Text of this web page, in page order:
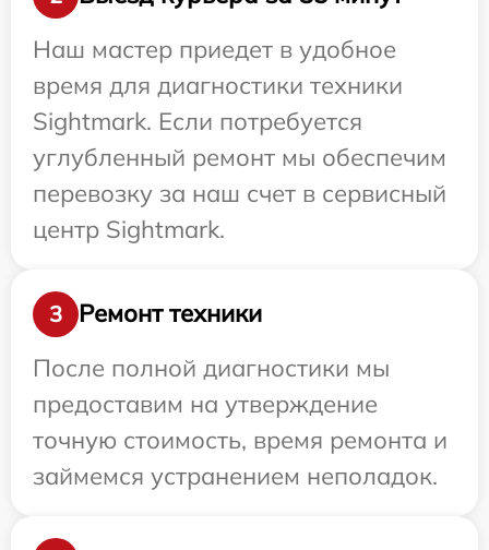
Наш мастер приедет в удобное
время для диагностики техники
Sightmark. Если потребуется
углубленный ремонт мы обеспечим
перевозку за наш счет в сервисный
центр Sightmark.
3
Ремонт техники
После полной диагностики мы
предоставим на утверждение
точную стоимость, время ремонта и
займемся устранением неполадок.